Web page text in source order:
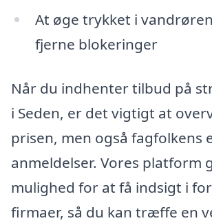
At øge trykket i
fjerne blokeringer
Når du indhenter tilbud på
i Seden, er det vigtigt at
prisen, men også fagfolkens
anmeldelser. Vores platform
mulighed for at få indsigt i
firmaer, så du kan træffe en